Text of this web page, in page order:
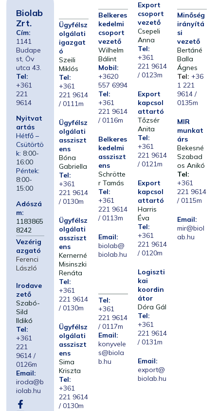
Biolab
Zrt.
Cím:
1141
Budape
st, Öv
utca 43.
Tel:
+361
221
9614
Nyitvat
artás
Hétfő –
Csütörtö
k: 8:00-
16:00
Péntek:
8:00-
15:00
Adószá
m:
1183865
8242
Vezérig
azgató
Ferenci
László
Irodave
zető
Szabó-
Sild
Ildikó
Tel:
+361
221
9614 /
0126m
Email:
iroda@b
iolab.hu
Ügyfélsz
olgálati
igazgat
ó
Szeili
Miklós
Tel:
+361
221 9614
/ 0111m
Ügyfélsz
olgálati
assziszt
ens
Bóna
Gabriella
Tel:
+361
221 9614
/ 0130m
Ügyfélsz
olgálati
assziszt
ens
Kernerné
Misinszki
Renáta
Tel:
+361
221 9614
/ 0130m
Ügyfélsz
olgálati
assziszt
ens
Sima
Kriszta
Tel:
+361
221 9614
/ 0130m
Belkeres
kedelmi
csoport
vezető
Wilhelm
Bálint
Mobil:
+3620
557 6994
Tel:
+361
221 9614
/ 0116m
Belkeres
kedelmi
assziszt
ens
Schrötte
r Tamás
Tel:
+361
221 9614
/ 0113m
Email:
biolab@
biolab.hu
Tel:
+361
221 9614
/ 0117m
Email:
konyvele
s@biola
b.hu
Export
csoport
vezető
Csepeli
Anna
Tel:
+361
221 9614
/ 0123m
Export
kapcsol
attartó
Tőzsér
Anita
Tel:
+361
221 9614
/ 0121m
Export
kapcsol
attartó
Harris
Éva
Tel:
+361
221 9614
/ 0120m
Logiszti
kai
koordin
átor
Dóra Gál
Tel:
+361
221 9614
/ 0131m
Email:
export@
biolab.hu
Minőség
irányítá
si
vezető
Bertáné
Balla
Ágnes
Tel: +36
1 221
9614 /
0135m
MIR
munkat
árs
Bekesné
Szabad
os Anikó
Tel:
+361
221 9614
/ 0115m
Email:
mir@biol
ab.hu